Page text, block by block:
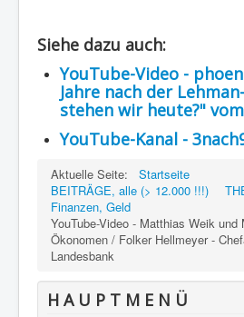
Siehe dazu auch:
YouTube-Video -
Jahre nach der
stehen wir heute?"
YouTube-Kanal -
Aktuelle Seite:
Startseite
BEITRÄGE, alle (> 12.000 !!!)
Finanzen, Geld
YouTube-Video - Matthias Weik und
Ökonomen / Folker Hellmeyer -
Landesbank
H A U P T M E N Ü